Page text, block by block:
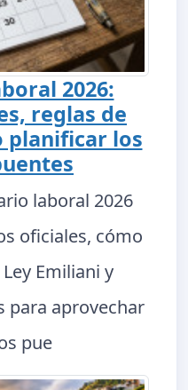
2026:
reglas de
planificar los
laboral 2026
oficiales, cómo
Emiliani y
para aprovechar
pue